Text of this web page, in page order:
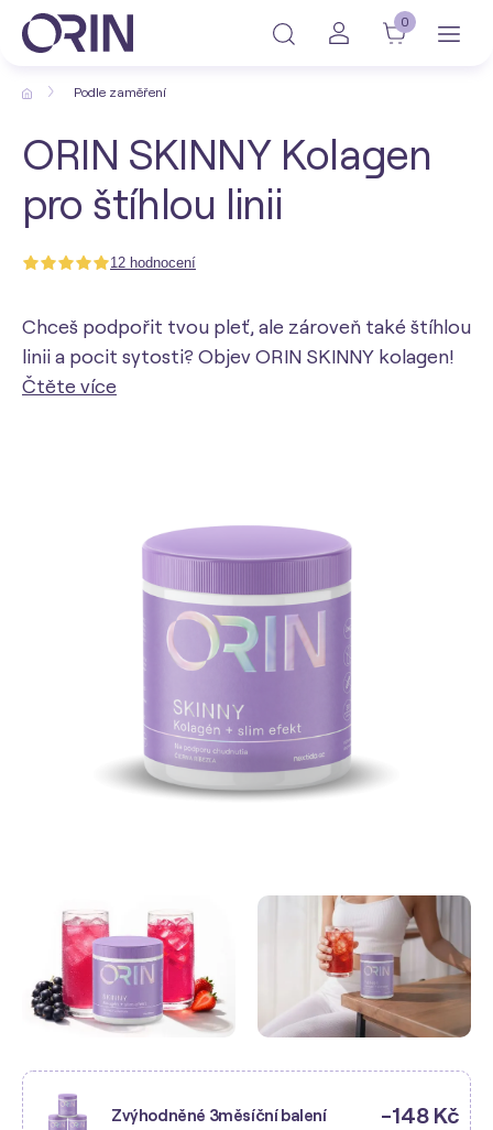
0
Podle zaměření
ORIN SKINNY Kolagen
pro štíhlou linii
12 hodnocení
Chceš podpořit tvou pleť, ale zároveň také štíhlou
linii a pocit sytosti? Objev ORIN SKINNY kolagen!
Čtěte více
Zvýhodněné 3měsíční balení -148 Kč